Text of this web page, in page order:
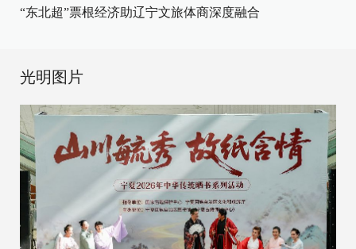
“东北超”票根经济助辽宁文旅体商深度融合
光明图片